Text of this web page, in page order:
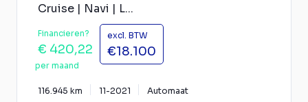
Cruise | Navi | L...
Financieren?
€ 420,22
per maand
excl. BTW
€18.100
116.945 km 11-2021 Automaat